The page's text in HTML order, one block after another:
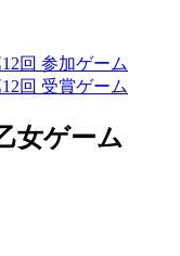
回 参加ゲーム
回 受賞ゲーム
女ゲーム